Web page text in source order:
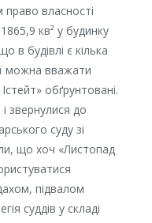
право власності
кв² у будинку
в будівлі є кілька
можна вважати
обґрунтовані.
звернулися до
суду зі
що хоч «Листопад
підвалом
суддів у складі